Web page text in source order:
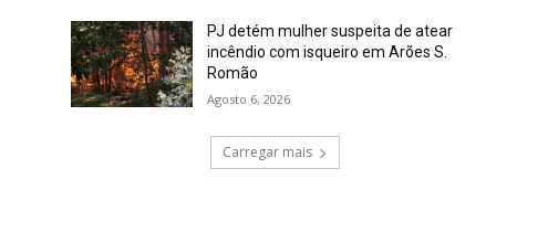
PJ detém mulher suspeita de atear
incêndio com isqueiro em Arões S.
Romão
Agosto 6, 2026
Carregar mais